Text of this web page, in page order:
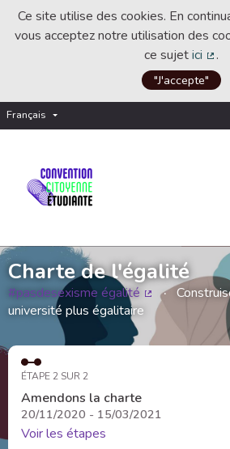
Ce site utilise des cookies. En
vous acceptez notre utilisation des
ce sujetici .
"J'accepte"
Français Choisir la langue
Charte de l'égalité
#pasdesexisme égalité
(Lien externe)
université plus égalitaire
ÉTAPE 2 SUR 2
Amendons la charte
20/11/2020 - 15/03/2021
Voir les étapes